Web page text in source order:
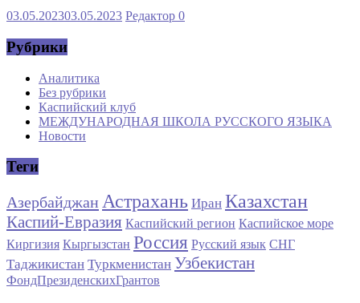
03.05.202303.05.2023 Редактор 0
Рубрики
Аналитика
Без рубрики
Каспийский клуб
МЕЖДУНАРОДНАЯ ШКОЛА РУССКОГО ЯЗЫКА
Новости
Теги
Азербайджан Астрахань Иран Казахстан
Каспий-Евразия Каспийский регион Каспийское море
Киргизия Кыргызстан Россия Русский язык СНГ
Таджикистан Туркменистан Узбекистан
ФондПрезиденскихГрантов